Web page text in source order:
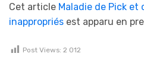
Cet article Maladie de Pick
inappropriés est apparu en
Post Views: 2 012